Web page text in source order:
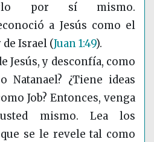
por sí mismo.
a Jesús como el
de Israel (Juan 1:49).
Jesús, y desconfía, como
Natanael? ¿Tiene ideas
Job? Entonces, venga
mismo. Lea los
se le revele tal como